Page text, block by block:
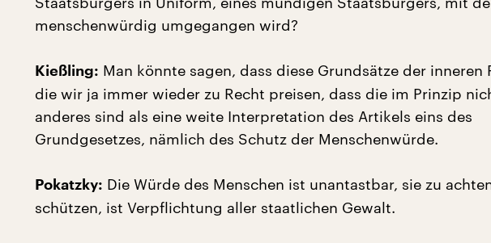
menschenwürdig umgegangen wird?
Kießling: Man könnte sagen, dass diese Grundsätze der inneren
die wir ja immer wieder zu Recht preisen, dass die im Prinzip
anderes sind als eine weite Interpretation des Artikels eins des
Grundgesetzes, nämlich des Schutz der Menschenwürde.
Pokatzky: Die Würde des Menschen ist unantastbar, sie zu
schützen, ist Verpflichtung aller staatlichen Gewalt.